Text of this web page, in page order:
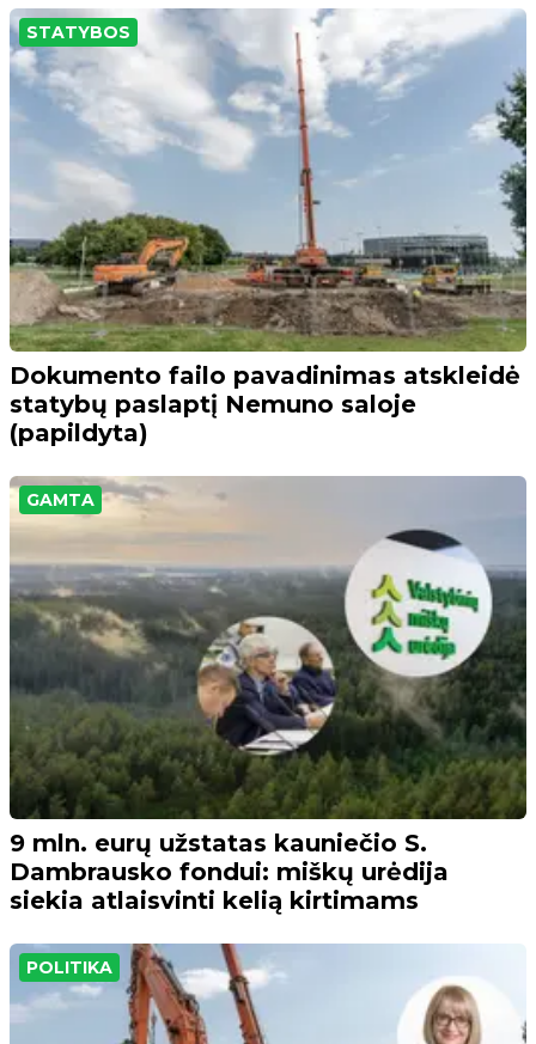
STATYBOS
Dokumento failo pavadinimas atskleidė
statybų paslaptį Nemuno saloje
(papildyta)
GAMTA
9 mln. eurų užstatas kauniečio S.
Dambrausko fondui: miškų urėdija
siekia atlaisvinti kelią kirtimams
POLITIKA